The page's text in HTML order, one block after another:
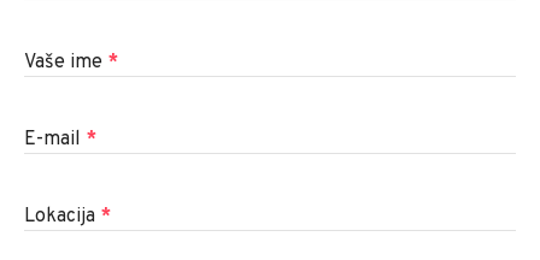
Vaše ime *
E-mail *
Lokacija *